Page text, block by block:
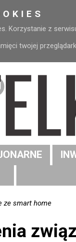
Korzystanie z
twojej
ze smart home